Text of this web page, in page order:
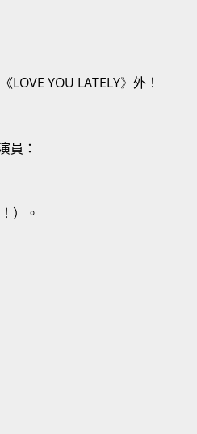
LOVE YOU LATELY》 外！
員：
）。